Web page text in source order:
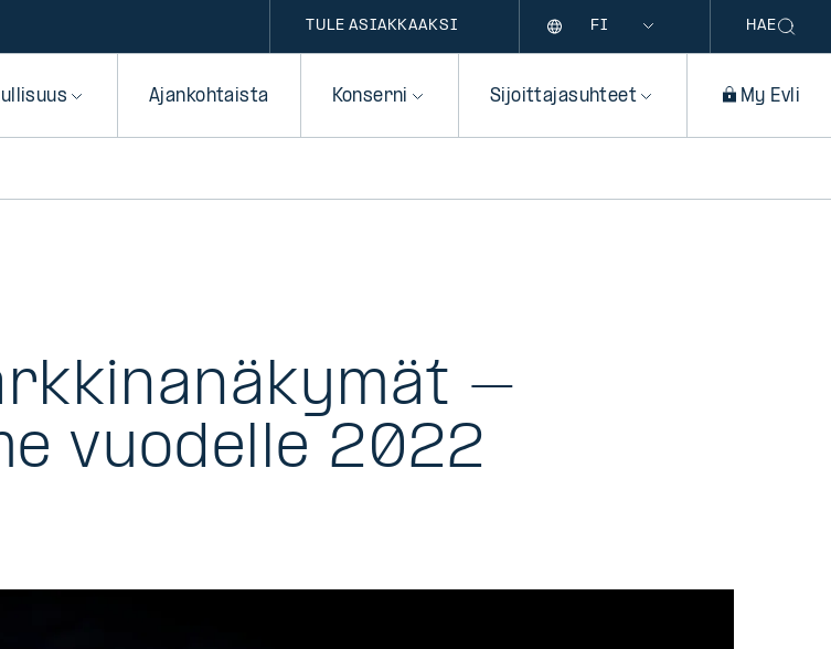
TULE ASIAKKAAKSI HAE
Ajankohtaista Konserni Sijoittajasuhteet My Evli
–
vuodelle 2022